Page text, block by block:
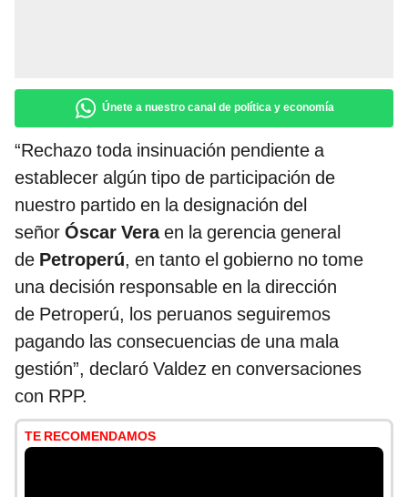
Únete a nuestro canal de política y economía
“Rechazo toda insinuación pendiente a
establecer algún tipo de participación de
nuestro partido en la designación del
señor Óscar Veraen la gerencia general
de Petroperú, en tanto el gobierno no tome
una decisión responsable en la dirección
de Petroperú, los peruanos seguiremos
pagando las consecuencias de una mala
gestión”, declaró Valdez en conversaciones
con RPP.
TE RECOMENDAMOS